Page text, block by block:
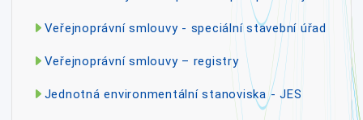
Veřejnoprávní smlouvy - speciální stavební úřad
Veřejnoprávní smlouvy – registry
Jednotná environmentální stanoviska - JES